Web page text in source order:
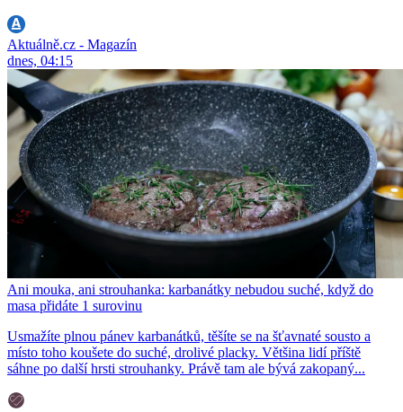
Aktuálně.cz - Magazín
dnes, 04:15
Ani mouka, ani strouhanka: karbanátky nebudou suché, když do
masa přidáte 1 surovinu
Usmažíte plnou pánev karbanátků, těšíte se na šťavnaté sousto a
místo toho koušete do suché, drolivé placky. Většina lidí příště
sáhne po další hrsti strouhanky. Právě tam ale bývá zakopaný...